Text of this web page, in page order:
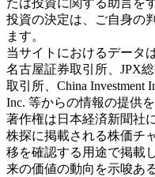
投資の決定は、ご自身の
ます。
当サイトにおけるデータ
名古屋証券取引所、JPX
取引所、China Investment
Inc. 等からの情報の提供
著作権は日本経済新聞社
株探に掲載される株価チ
移を確認する用途で掲載
来の価値の動向を示唆あ